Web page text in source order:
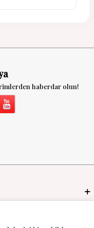
haberdar olun!